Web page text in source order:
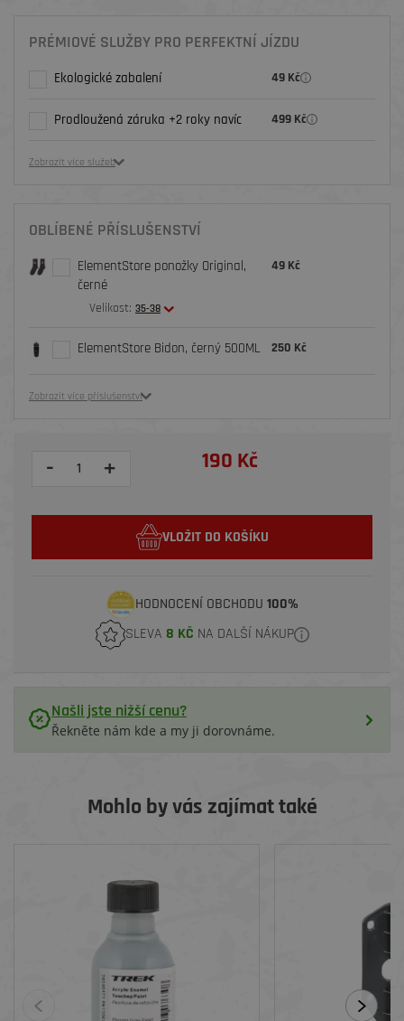
PRÉMIOVÉ SLUŽBY PRO PERFEKTNÍ JÍZDU
Ekologické zabalení 49 Kč
Prodloužená záruka +2 roky navíc 499 Kč
Zobrazit více služeb
OBLÍBENÉ PŘÍSLUŠENSTVÍ
ElementStore ponožky Original,
černé
Velikost: 35-38
49 Kč
ElementStore Bidon, černý 500ML 250 Kč
Zobrazit více příslušenství
- + 190 Kč
VLOŽIT DO KOŠÍKU
HODNOCENÍ OBCHODU 100%
SLEVA 8 KČ NA DALŠÍ NÁKUP
Našli jste nižší cenu?
Řekněte nám kde a my ji dorovnáme.
Mohlo by vás zajímat také